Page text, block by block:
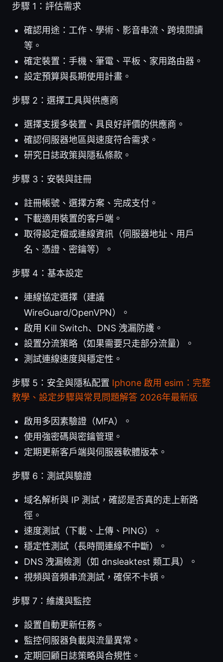
步驟 1：評估需求
確認用途：工作、學術、影音串流、跨境閱讀
等。
確定裝置：手機、筆電、平板、家用路由器。
設定預算與長期使用計畫。
步驟 2：選擇工具與供應商
選擇支援多裝置、具良好評價的供應商。
確認伺服器地區與速度符合需求。
研究日誌政策與隱私條款。
步驟 3：安裝與註冊
註冊帳號、選擇方案、完成支付。
下載適用裝置的客戶端。
取得設定檔或連線資訊（伺服器地址、用戶
名、憑證、密鑰等）。
步驟 4：基本設定
連線協定選擇（建議
WireGuard/OpenVPN）。
啟用 Kill Switch、DNS 洩漏防護。
設置分流策略（如果需要只走部分流量）。
測試連線速度與穩定性。
步驟 5：安全與隱私配置 Iphone 啟用 esim：完整
教學、設定步驟與常見問題解答 2026年最新版
啟用多因素驗證（MFA）。
使用強密碼與密鑰管理。
定期更新客戶端與伺服器軟體版本。
步驟 6：測試與驗證
域名解析與 IP 測試，確認是否真的走上新路
徑。
速度測試（下載、上傳、PING）。
穩定性測試（長時間連線不中斷）。
DNS 洩漏檢測（如 dnsleaktest 類工具）。
視頻與音頻串流測試，確保不卡頓。
步驟 7：維護與監控
設置自動更新任務。
監控伺服器負載與流量異常。
定期回顧日誌策略與合規性。